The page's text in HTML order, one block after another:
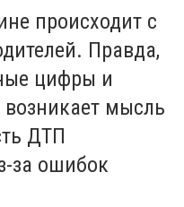
происходит с
Правда,
цифры и
мысль
ДТП
за ошибок